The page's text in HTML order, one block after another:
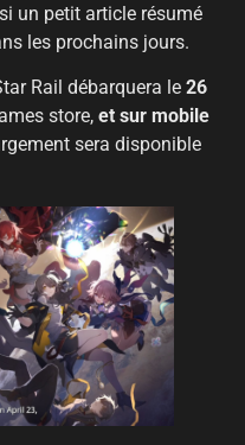
un petit article résumé
les prochains jours.
Rail débarquera le 26
store, et sur mobile
sera disponible